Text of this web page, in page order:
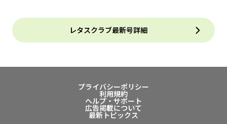
レタスクラブ最新号詳細
プライバシーポリシー
利用規約
ヘルプ・サポート
広告掲載について
最新トピックス